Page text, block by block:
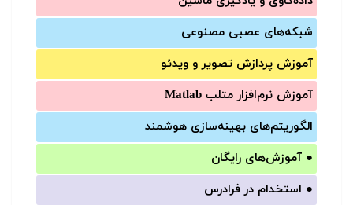
شبکه‌های عصبی مصنوعی
آموزش‌ پردازش تصویر و ویدئو
آموزش‌ نرم‌افزار متلب Matlab
الگوریتم‌های بهینه‌سازی هوشمند
● آموزش‌های رایگان
● استخدام در فرادرس